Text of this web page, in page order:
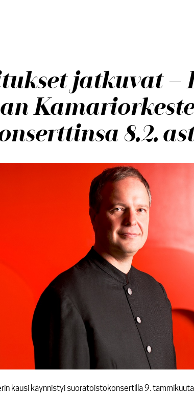
jatkuvat –
8.2.
kausi käynnistyi suoratoistokonsertilla 9.